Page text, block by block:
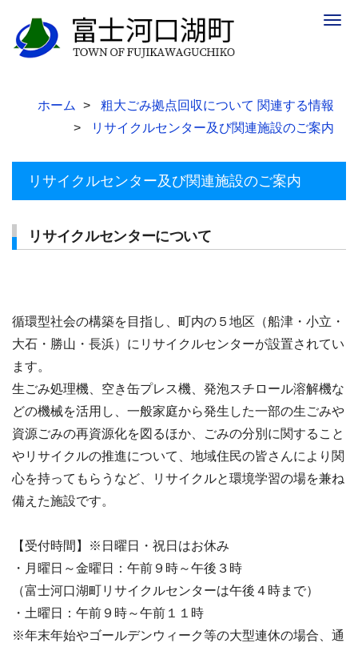
ホーム
粗大ごみ拠点回収について 関連する情報
リサイクルセンター及び関連施設のご案内
リサイクルセンター及び関連施設のご案内
リサイクルセンターについて
循環型社会の構築を目指し、町内の５地区（船津・小立・
大石・勝山・長浜）にリサイクルセンターが設置されてい
ます。
生ごみ処理機、空き缶プレス機、発泡スチロール溶解機な
どの機械を活用し、一般家庭から発生した一部の生ごみや
資源ごみの再資源化を図るほか、ごみの分別に関すること
やリサイクルの推進について、地域住民の皆さんにより関
心を持ってもらうなど、リサイクルと環境学習の場を兼ね
備えた施設です。
【受付時間】※日曜日・祝日はお休み
・月曜日～金曜日：午前９時～午後３時
（富士河口湖町リサイクルセンターは午後４時まで）
・土曜日：午前９時～午前１１時
※年末年始やゴールデンウィーク等の大型連休の場合、通